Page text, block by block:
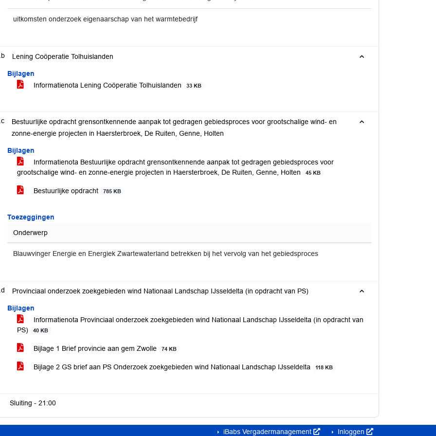
uitkomsten onderzoek eigenaarschap van het warmtebedrijf
Lening Coöperatie Tolhuislanden
Bijlagen
Informatienota Lening Coöperatie Tolhuislanden
33 KB
Bestuurlijke opdracht grensontkennende aanpak tot gedragen gebiedsproces voor grootschalige wind- en
zonne-energie projecten in Haersterbroek, De Ruiten, Genne, Holten
Bijlagen
Informatienota Bestuurlijke opdracht grensontkennende aanpak tot gedragen gebiedsproces voor
grootschalige wind- en zonne-energie projecten in Haersterbroek, De Ruiten, Genne, Holten
45 KB
Bestuurlijke opdracht 785 KB
Toezeggingen
Onderwerp
Blauwvinger Energie en Energiek Zwartewaterland betrekken bij het vervolg van het gebiedsproces
Provinciaal onderzoek zoekgebieden wind Nationaal Landschap IJsseldelta (in opdracht van PS)
Bijlagen
Informatienota Provinciaal onderzoek zoekgebieden wind Nationaal Landschap IJsseldelta (in opdracht van
PS)
40 KB
Bijlage 1 Brief provincie aan gem Zwolle 74 KB
Bijlage 2 GS brief aan PS Onderzoek zoekgebieden wind Nationaal Landschap IJsseldelta 118 KB
Sluiting - 21:00
iBabs Vergadermanagement Inloggen